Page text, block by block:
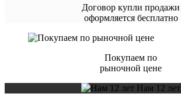
Договор купли продажи
оформляется бесплатно
Покупаем по
рыночной цене
Нам 12 лет